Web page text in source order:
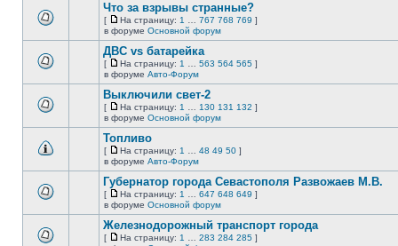
этой
непрочитанных
сообщений.
Что за взрывы странные?
[
На
страницу
На страницу: 1 767 768 769 ]
в форуме Основной форум
этой
непрочитанных
сообщений.
ДВС vs батарейка
[
На
страницу
На страницу: 1 563 564 565 ]
в форуме Авто-Форум
этой
непрочитанных
сообщений.
Выключили свет-2
[
На
страницу
На страницу: 1 130 131 132 ]
в форуме Основной форум
этой
непрочитанных
сообщений.
Топливо
[
На
страницу
На страницу: 1 48 49 50 ]
в форуме Авто-Форум
этой
Губернатор города Севастополя Развожаев М.В.
[
На
страницу
На страницу: 1 647 648 649 ]
в форуме Основной форум
Железнодорожный транспорт города
[
На страницу: 1 283 284 285 ]